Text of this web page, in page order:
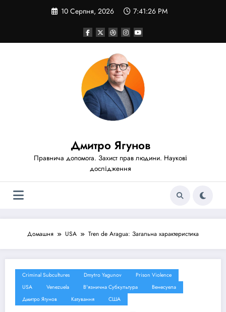
10 Серпня, 2026 7:41:28 PM
Дмитро Ягунов
Правнича допомога. Захист прав людини. Наукові
дослідження
Домашня USA Tren de Aragua: Загальна характеристика
Criminal Subcultures Dmytro Yagunov
Prison Violence
USA
Venezuela В'язнична Субкультура
Венесуела
Дмитро Ягунов
Катування США